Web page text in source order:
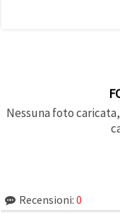
Nessuna foto
Recensioni: 0